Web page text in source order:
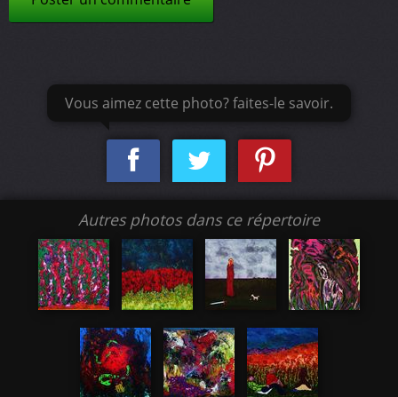
Vous aimez cette photo? faites-le savoir.
Autres photos dans ce répertoire